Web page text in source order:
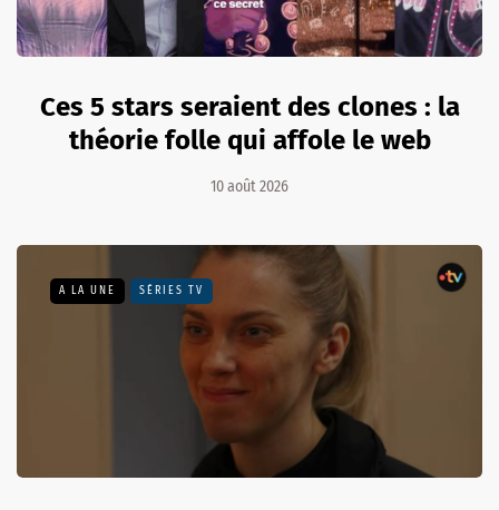
Ces 5 stars seraient des clones : la
théorie folle qui affole le web
10 août 2026
A LA UNE SÉRIES TV